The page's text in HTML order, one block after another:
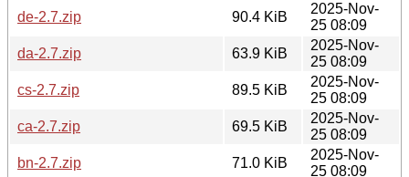
de-2.7.zip
90.4 KiB
2025-Nov-
25 08:09
da-2.7.zip
63.9 KiB
2025-Nov-
25 08:09
cs-2.7.zip
89.5 KiB
2025-Nov-
25 08:09
ca-2.7.zip
69.5 KiB
2025-Nov-
25 08:09
bn-2.7.zip
71.0 KiB
2025-Nov-
25 08:09